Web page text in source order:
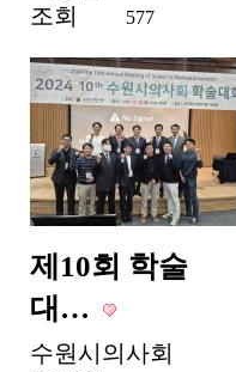
조회 577
제10회 학술
대…
수원시의사회